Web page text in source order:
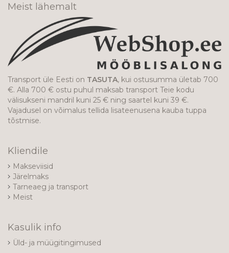
Meist lähemalt
Transport üle Eesti on TASUTA, kui ostusumma ületab 700
€. Alla 700 € ostu puhul maksab transport Teie kodu
välisukseni mandril kuni 25 € ning saartel kuni 39 €.
Vajadusel on võimalus tellida lisateenusena kauba tuppa
tõstmise.
Kliendile
Makseviisid
Järelmaks
Tarneaeg ja transport
Meist
Kasulik info
Üld- ja müügitingimused